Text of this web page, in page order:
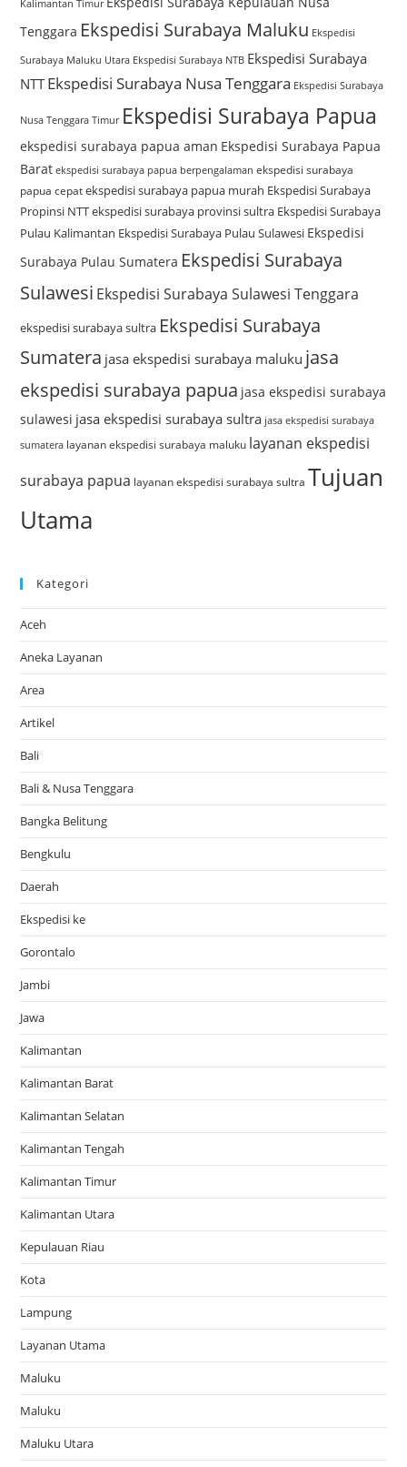
Kalimantan Timur
Tenggara Ekspedisi Surabaya Maluku Ekspedisi
Surabaya Maluku Utara Ekspedisi Surabaya NTB Ekspedisi Surabaya
NTTEkspedisi Surabaya Nusa Tenggara Ekspedisi Surabaya
Nusa Tenggara Timur Ekspedisi Surabaya Papua
ekspedisi surabaya papua aman Ekspedisi Surabaya Papua
Barat ekspedisi surabaya papua berpengalaman ekspedisi surabaya
papua cepat ekspedisi surabaya papua murah Ekspedisi Surabaya
Propinsi NTTekspedisi surabaya provinsi sultra Ekspedisi Surabaya
Pulau Kalimantan Ekspedisi Surabaya Pulau Sulawesi Ekspedisi
Surabaya Pulau Sumatera Ekspedisi Surabaya
Sulawesi Ekspedisi Surabaya Sulawesi Tenggara
ekspedisi surabaya sultra Ekspedisi Surabaya
Sumatera jasa ekspedisi surabaya maluku jasa
ekspedisi surabaya papua jasa ekspedisi surabaya
sulawesi jasa ekspedisi surabaya sultra jasa ekspedisi surabaya
sumatera layanan ekspedisi surabaya maluku layanan ekspedisi
surabaya papua layanan ekspedisi surabaya sultra Tujuan
Utama
Kategori
Aceh
Aneka Layanan
Area
Artikel
Bali
Bali & Nusa Tenggara
Bangka Belitung
Bengkulu
Daerah
Ekspedisi ke
Gorontalo
Jambi
Jawa
Kalimantan
Kalimantan Barat
Kalimantan Selatan
Kalimantan Tengah
Kalimantan Timur
Kalimantan Utara
Kepulauan Riau
Kota
Lampung
Layanan Utama
Maluku
Maluku
Maluku Utara